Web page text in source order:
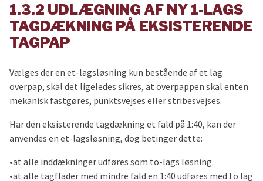
1.3.2 UDLÆGNING AF NY 1-LAGS
TAGDÆKNING PÅ EKSISTERENDE
TAGPAP
Vælges der en et-lagsløsning kun bestående af et lag
overpap, skal det ligeledes sikres, at overpappen skal enten
mekanisk fastgøres, punktsvejses eller stribesvejses.
Har den eksisterende tagdækning et fald på 1:40, kan der
anvendes en et-lagsløsning, dog betinger dette:
•at alle inddækninger udføres som to-lags løsning.
•at alle tagflader med mindre fald en 1:40 udføres med to lag